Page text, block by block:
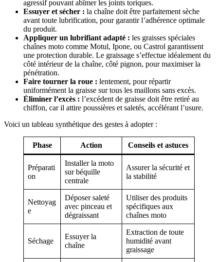
agressif pouvant abîmer les joints toriques.
Essuyer et sécher : la chaîne doit être parfaitement sèche
avant toute lubrification, pour garantir l’adhérence optimale
du produit.
Appliquer un lubrifiant adapté : les graisses spéciales
chaînes moto comme Motul, Ipone, ou Castrol garantissent
une protection durable. Le graissage s’effectue idéalement du
côté intérieur de la chaîne, côté pignon, pour maximiser la
pénétration.
Faire tourner la roue : lentement, pour répartir
uniformément la graisse sur tous les maillons sans excès.
Éliminer l’excès : l’excédent de graisse doit être retiré au
chiffon, car il attire poussières et saletés, accélérant l’usure.
Voici un tableau synthétique des gestes à adopter :
Phase Action Conseils et astuces
Préparati
on
Installer la moto
sur béquille
centrale
Assurer la sécurité et
la stabilité
Nettoyag
e
Déposer saleté
avec pinceau et
dégraissant
Utiliser des produits
spécifiques aux
chaînes moto
Séchage
Essuyer la
chaîne
Extraction de toute
humidité avant
graissage